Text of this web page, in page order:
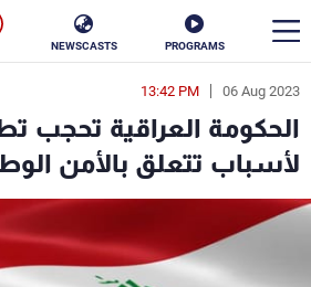
PROGRAMS
NEWSCASTS
06 Aug 2023
13:42 PM
الحكومة العراقية تحجب
لأسباب تتعلق بالأمن
en
الأخبار
سياسة ناس